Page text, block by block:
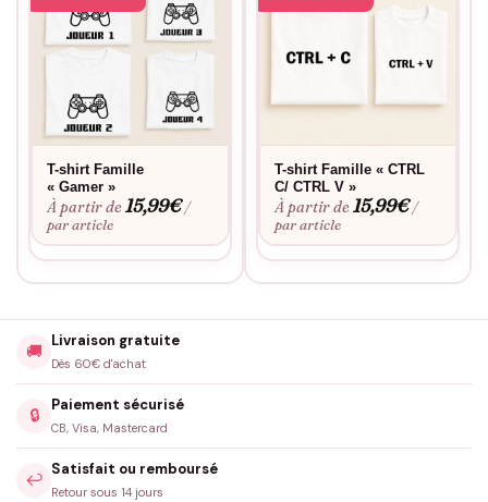
T-shirt Famille
« Gamer »
À partir de15,99€ /
par article
T-shirt Famille « CTRL
C/ CTRL V »
À partir de15,99€ /
par article
🚚
Livraison gratuite
Dès 60€ d'achat
🔒
Paiement sécurisé
CB, Visa, Mastercard
↩️
Satisfait ou remboursé
Retour sous 14 jours